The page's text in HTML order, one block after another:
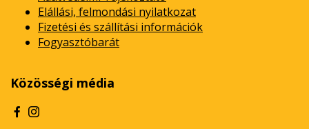
Elállási, felmondási nyilatkozat
Fizetési és szállítási információk
Fogyasztóbarát
Közösségi média